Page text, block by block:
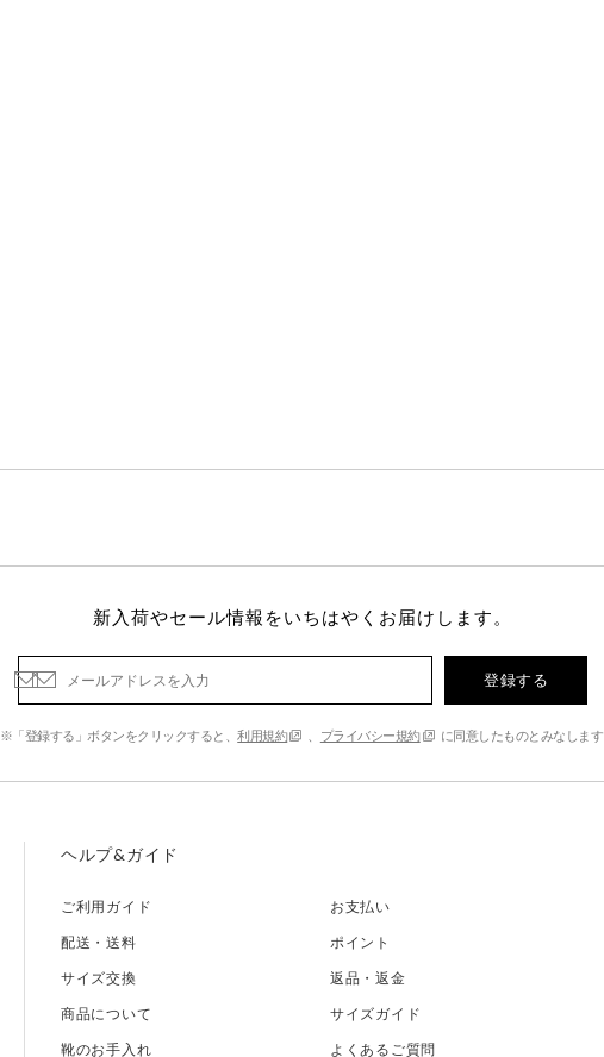
新入荷やセール情報をいちはやくお届けします。
登録する
※「登録する」ボタンをクリックすると、利用規約 プライバシー規約 に同意したものとみなします
ヘルプ&ガイド
ご利用ガイド
お支払い
配送・送料
ポイント
サイズ交換
返品・返金
商品について
サイズガイド
靴のお手入れ
よくあるご質問